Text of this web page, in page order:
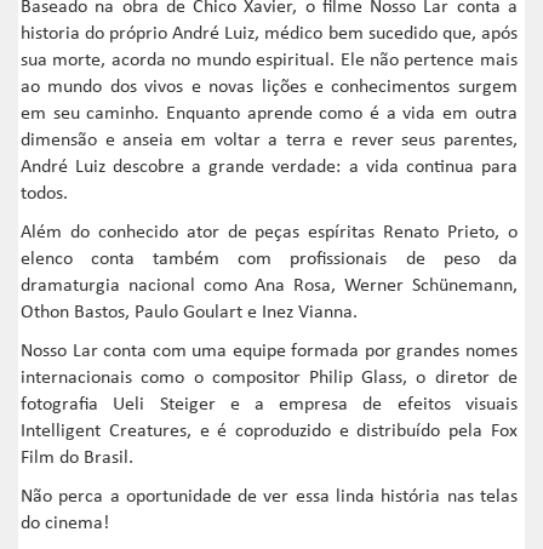
Baseado na obra de Chico Xavier, o filme Nosso Lar conta a
historia do próprio André Luiz, médico bem sucedido que, após
sua morte, acorda no mundo espiritual. Ele não pertence mais
ao mundo dos vivos e novas lições e conhecimentos surgem
em seu caminho. Enquanto aprende como é a vida em outra
dimensão e anseia em voltar a terra e rever seus parentes,
André Luiz descobre a grande verdade: a vida continua para
todos.
Além do conhecido ator de peças espíritas Renato Prieto, o
elenco conta também com profissionais de peso da
dramaturgia nacional como Ana Rosa, Werner Schünemann,
Othon Bastos, Paulo Goulart e Inez Vianna.
Nosso Lar conta com uma equipe formada por grandes nomes
internacionais como o compositor Philip Glass, o diretor de
fotografia Ueli Steiger e a empresa de efeitos visuais
Intelligent Creatures, e é coproduzido e distribuído pela Fox
Film do Brasil.
Não perca a oportunidade de ver essa linda história nas telas
do cinema!